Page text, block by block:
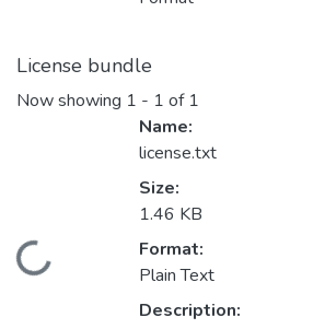
License bundle
Now showing 1 - 1 of 1
Loading...
Name:
license.txt
Size:
1.46 KB
Format:
Plain Text
Description: